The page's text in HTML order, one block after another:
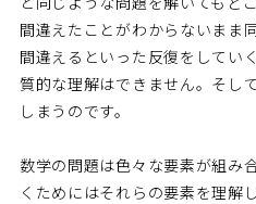
間違えたことがわからないまま
間違えるといった反復をしてい
質的な理解はできません。そし
しまうのです。
数学の問題は色々な要素が組み
くためにはそれらの要素を理解